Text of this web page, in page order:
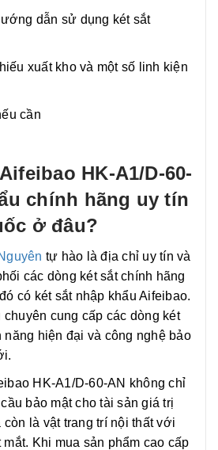
dẫn sử dụng két sắt
xuất kho và một số linh kiện
cần
Aifeibao HK-A1/D-60-
chính hãng uy tín
ở đâu?
tự hào là địa chỉ uy tín và
các dòng két sắt chính hãng
có két sắt nhập khẩu Aifeibao.
cung cấp các dòng két
hiện đại và công nghệ bảo
HK-A1/D-60-AN không chỉ
bảo mật cho tài sản giá trị
còn là vật trang trí nội thất với
Khi mua sản phẩm cao cấp